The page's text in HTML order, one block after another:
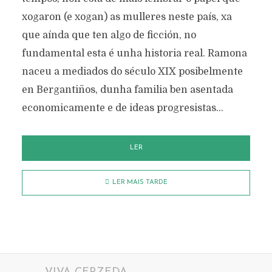
xogaron (e xogan) as mulleres neste país, xa
que aínda que ten algo de ficción, no
fundamental esta é unha historia real. Ramona
naceu a mediados do século XIX posibelmente
en Bergantiños, dunha familia ben asentada
economicamente e de ideas progresistas...
LER
LER MAIS TARDE